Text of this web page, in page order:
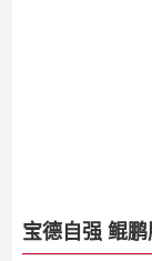
宝德自强 鲲